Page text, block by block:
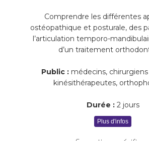
Comprendre les différentes
ostéopathique et posturale, des
l’articulation temporo-
d’un traitement
Public : médecins,
kinésithérapeutes,
Durée :2 jours
Plus d'infos